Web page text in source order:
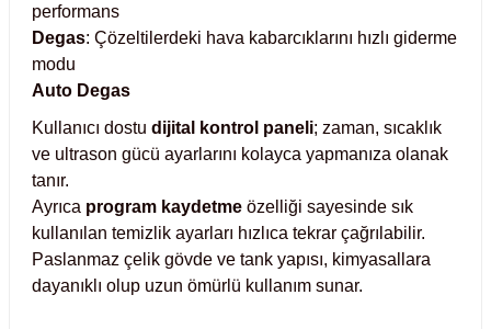
Bulaşık Yıkama Makineleri
Öğütücü ve Mikserler
Krozeler
Küvetleri
performans
Degas: Çözeltilerdeki hava kabarcıklarını hızlı giderme
modu
Auto Degas
Kullanıcı dostu dijital kontrol paneli; zaman, sıcaklık
ve ultrason gücü ayarlarını kolayca yapmanıza olanak
tanır.
Ayrıca program kaydetme özelliği sayesinde sık
kullanılan temizlik ayarları hızlıca tekrar çağrılabilir.
Paslanmaz çelik gövde ve tank yapısı, kimyasallara
dayanıklı olup uzun ömürlü kullanım sunar.